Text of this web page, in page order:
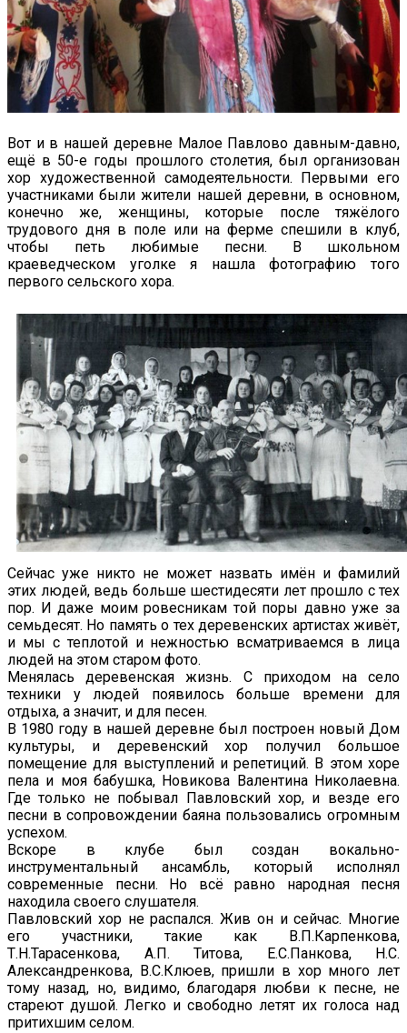
Вот и в нашей деревне Малое Павлово давным-давно,
ещё в 50-е годы прошлого столетия, был организован
хор художественной самодеятельности. Первыми его
участниками были жители нашей деревни, в основном,
конечно же, женщины, которые после тяжёлого
трудового дня в поле или на ферме спешили в клуб,
чтобы петь любимые песни. В школьном
краеведческом уголке я нашла фотографию того
первого сельского хора.
Сейчас уже никто не может назвать имён и фамилий
этих людей, ведь больше шестидесяти лет прошло с тех
пор. И даже моим ровесникам той поры давно уже за
семьдесят. Но память о тех деревенских артистах живёт,
и мы с теплотой и нежностью всматриваемся в лица
людей на этом старом фото.
Менялась деревенская жизнь. С приходом на село
техники у людей появилось больше времени для
отдыха, а значит, и для песен.
В 1980 году в нашей деревне был построен новый Дом
культуры, и деревенский хор получил большое
помещение для выступлений и репетиций. В этом хоре
пела и моя бабушка, Новикова Валентина Николаевна.
Где только не побывал Павловский хор, и везде его
песни в сопровождении баяна пользовались огромным
успехом.
Вскоре в клубе был создан вокально-
инструментальный ансамбль, который исполнял
современные песни. Но всё равно народная песня
находила своего слушателя.
Павловский хор не распался. Жив он и сейчас. Многие
его участники, такие как В.П.Карпенкова,
Т.Н.Тарасенкова, А.П. Титова, Е.С.Панкова, Н.С.
Александренкова, В.С.Клюев, пришли в хор много лет
тому назад, но, видимо, благодаря любви к песне, не
стареют душой. Легко и свободно летят их голоса над
притихшим селом.